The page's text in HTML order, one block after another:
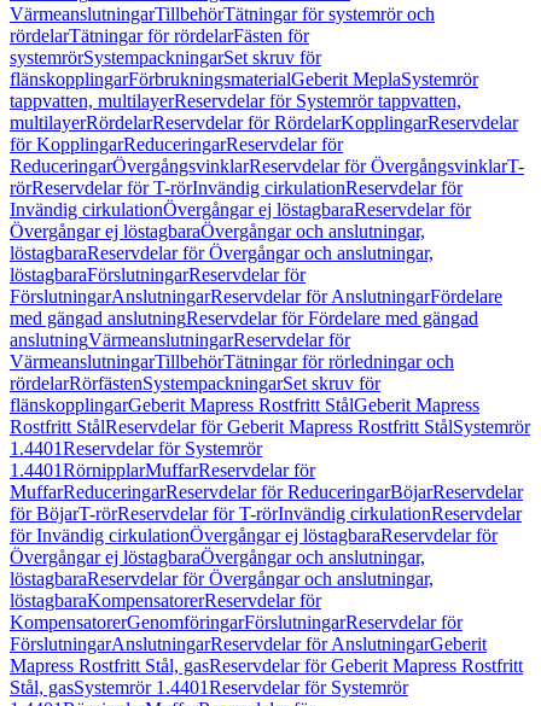
VärmeanslutningarTillbehörTätningar för systemrör och
rördelarTätningar för rördelarFästen för
systemrörSystempackningarSet skruv för
flänskopplingarFörbrukningsmaterialGeberit MeplaSystemrör
tappvatten, multilayerReservdelar för Systemrör tappvatten,
multilayerRördelarReservdelar för RördelarKopplingarReservdelar
för KopplingarReduceringarReservdelar för
ReduceringarÖvergångsvinklarReservdelar för ÖvergångsvinklarT-
rörReservdelar för T-rörInvändig cirkulationReservdelar för
Invändig cirkulationÖvergångar ej löstagbaraReservdelar för
Övergångar ej löstagbaraÖvergångar och anslutningar,
löstagbaraReservdelar för Övergångar och anslutningar,
löstagbaraFörslutningarReservdelar för
FörslutningarAnslutningarReservdelar för AnslutningarFördelare
med gängad anslutningReservdelar för Fördelare med gängad
anslutningVärmeanslutningarReservdelar för
VärmeanslutningarTillbehörTätningar för rörledningar och
rördelarRörfästenSystempackningarSet skruv för
flänskopplingarGeberit Mapress Rostfritt StålGeberit Mapress
Rostfritt StålReservdelar för Geberit Mapress Rostfritt StålSystemrör
1.4401Reservdelar för Systemrör
1.4401RörnipplarMuffarReservdelar för
MuffarReduceringarReservdelar för ReduceringarBöjarReservdelar
för BöjarT-rörReservdelar för T-rörInvändig cirkulationReservdelar
för Invändig cirkulationÖvergångar ej löstagbaraReservdelar för
Övergångar ej löstagbaraÖvergångar och anslutningar,
löstagbaraReservdelar för Övergångar och anslutningar,
löstagbaraKompensatorerReservdelar för
KompensatorerGenomföringarFörslutningarReservdelar för
FörslutningarAnslutningarReservdelar för AnslutningarGeberit
Mapress Rostfritt Stål, gasReservdelar för Geberit Mapress Rostfritt
Stål, gasSystemrör 1.4401Reservdelar för Systemrör